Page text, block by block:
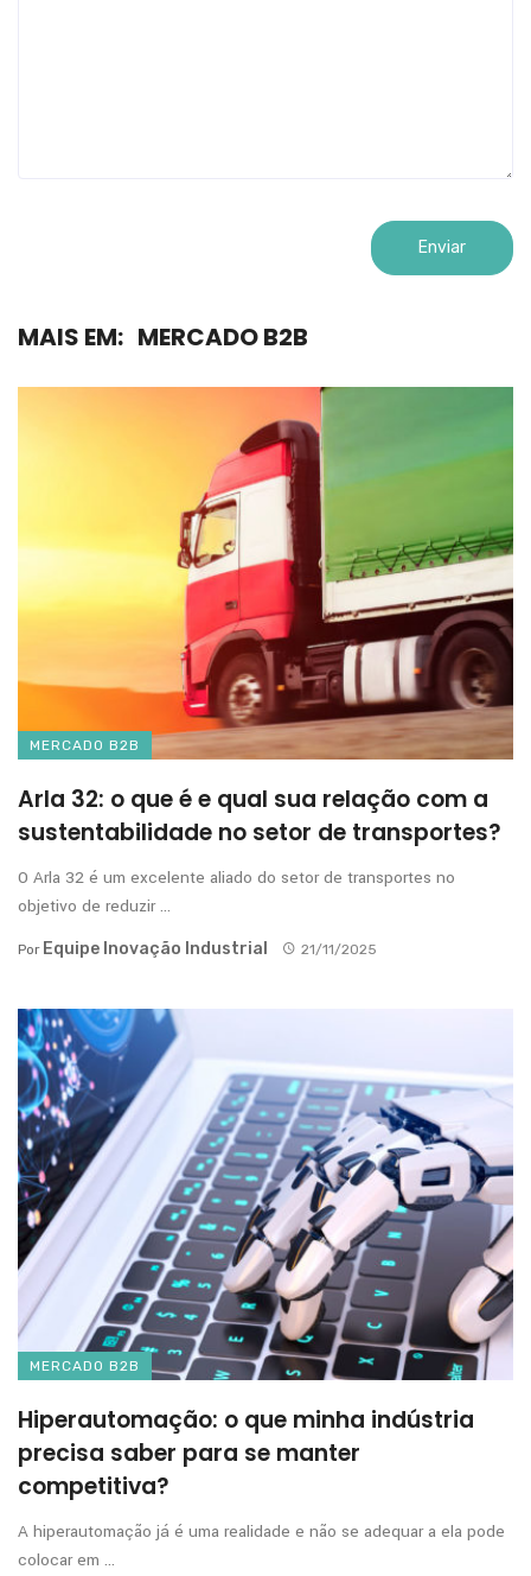
MAIS EM: MERCADO B2B
MERCADO B2B
Arla 32: o que é e qual sua relação com a
sustentabilidade no setor de transportes?
O Arla 32 é um excelente aliado do setor de transportes no
objetivo de reduzir ...
Por Equipe Inovação Industrial 21/11/2025
MERCADO B2B
Hiperautomação: o que minha indústria
precisa saber para se manter
competitiva?
A hiperautomação já é uma realidade e não se adequar a ela pode
colocar em ...